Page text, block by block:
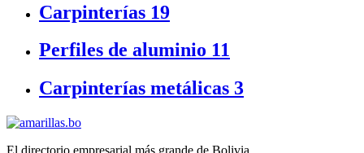
Carpinterías 19
Perfiles de aluminio 11
Carpinterías metálicas 3